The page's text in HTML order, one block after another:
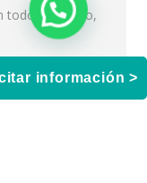
todo el mundo,
información >